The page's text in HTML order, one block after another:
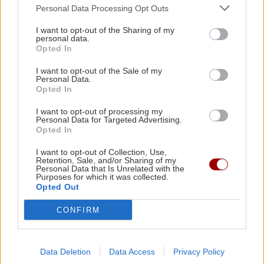
Personal Data Processing Opt Outs
I want to opt-out of the Sharing of my
personal data.
Opted In
I want to opt-out of the Sale of my
Personal Data.
Opted In
I want to opt-out of processing my
Personal Data for Targeted Advertising.
Opted In
I want to opt-out of Collection, Use,
Retention, Sale, and/or Sharing of my
Personal Data that Is Unrelated with the
Purposes for which it was collected.
Opted Out
CONFIRM
Data Deletion Data Access Privacy Policy
Σούπερ Καπ με τον ΟΦΗ
GOSSIP - LIFESTYLE
έρχεται στην ελεύθερη τηλεόραση
21:55
ΕΛΛΑΔΑ
Στα ίχνη του μύθου: Η αναπαράσταση του
(βίντεο)
ΟΙΚΟΝΟΜΙΑ
ΑΑΔΕ: Ποιοι φορολογούμενοι θα λάβουν email
ή τηλεφώνημα για φορολογικές εκκρεμότητες
Όλες οι ειδήσεις
ΠΕΡΙΣΣΟΤΕΡΑ
GOSSIP - LIFESTYLE
Τούνη: «Έβγαλα όλο το βράδυ στο
νοσοκομείο με ορούς και
αντιβιώσεις»